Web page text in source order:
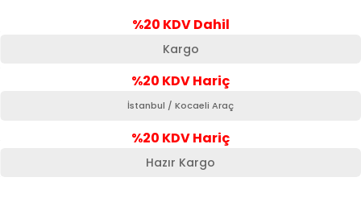
%20 KDV Dahil
Kargo
%20 KDV Hariç
İstanbul / Kocaeli Araç
%20 KDV Hariç
Hazır Kargo